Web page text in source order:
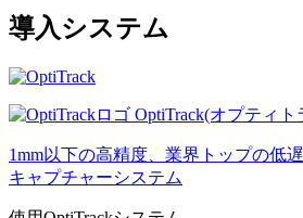
導入システム
OptiTrack(オプティト
1mm以下の高精度、業界トップの低
キャプチャーシステム